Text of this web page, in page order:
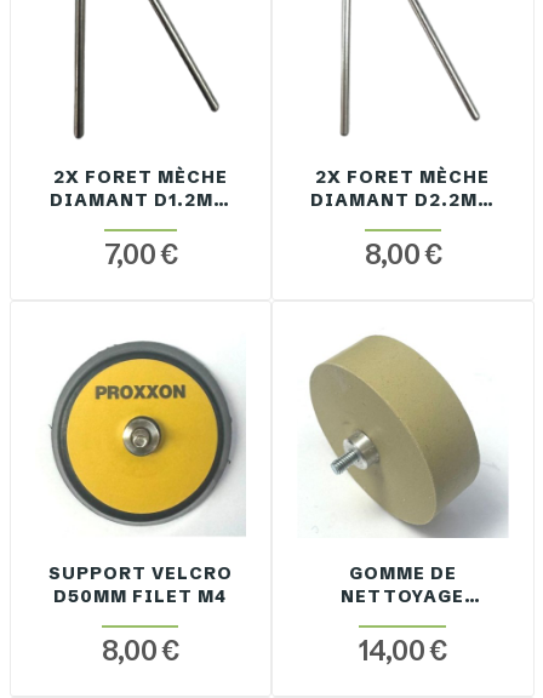
2X FORET MÈCHE
DIAMANT D1.2MM
ELECTRODÉPOT
7,00 €
2X FORET MÈCHE
DIAMANT D2.2MM
ELECTRODÉPOT
8,00 €
SUPPORT VELCRO
D50MM FILET M4
8,00 €
GOMME DE
NETTOYAGE
14,00 €